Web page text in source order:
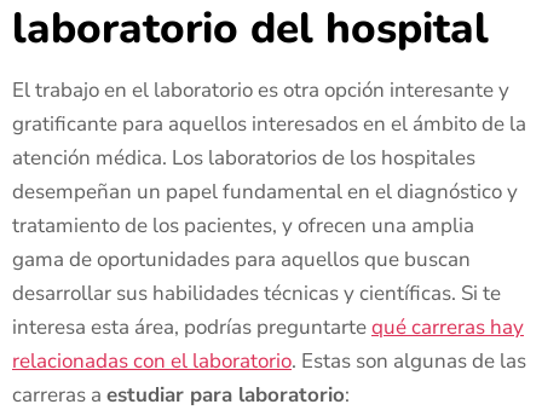
laboratorio del hospital
El trabajo en el laboratorio es otra opción interesante y
gratificante para aquellos interesados en el ámbito de la
atención médica. Los laboratorios de los hospitales
desempeñan un papel fundamental en el diagnóstico y
tratamiento de los pacientes, y ofrecen una amplia
gama de oportunidades para aquellos que buscan
desarrollar sus habilidades técnicas y científicas. Si te
interesa esta área, podrías preguntartequé carreras hay
relacionadas con el laboratorio. Estas son algunas de las
carreras a estudiar para laboratorio: